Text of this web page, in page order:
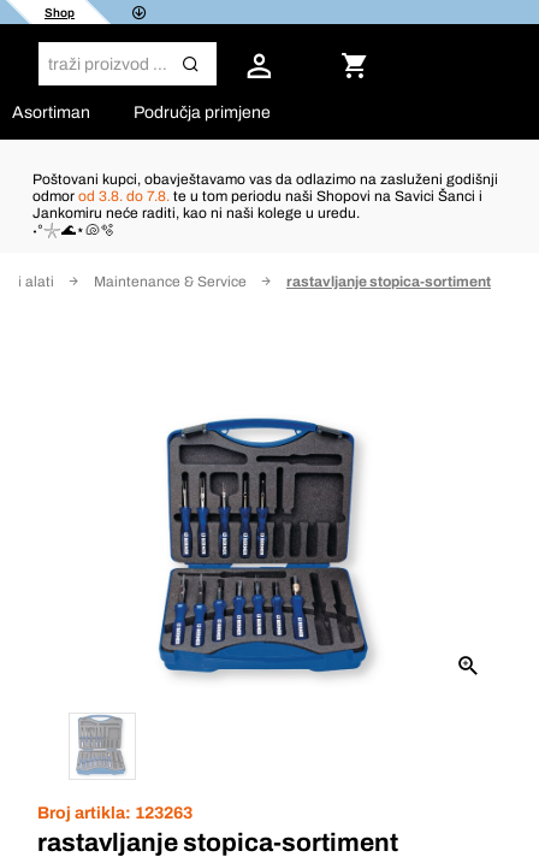
Shop
Asortiman Područja primjene
Poštovani kupci, obavještavamo vas da odlazimo na zasluženi godišnji
odmor od 3.8. do 7.8. te u tom periodu naši Shopovi na Savici Šanci i
Jankomiru neće raditi, kao ni naši kolege u uredu.
˖°𓇼🌊⋆🐚🫧
alati Maintenance & Service rastavljanje stopica-sortiment
Broj artikla: 123263
rastavljanje stopica-sortiment